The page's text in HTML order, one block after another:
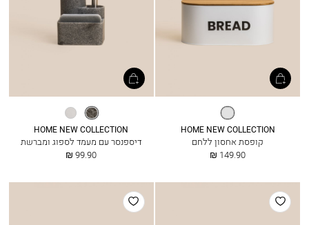
לבן
HOME NEW COLLECTION
קופסת אחסון ללחם
החל
149.90 ₪
אפור לבן
HOME NEW COLLECTION
דיספנסר עם מעמד לספוג ומברשת
החל
99.90 ₪
הוסף
למועדפים
הוסף
למועדפים